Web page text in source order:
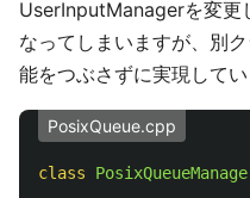
UserInputManagerを変更
なってしまいますが、別
能をつぶさずに実現してい
PosixQueue.cpp
class